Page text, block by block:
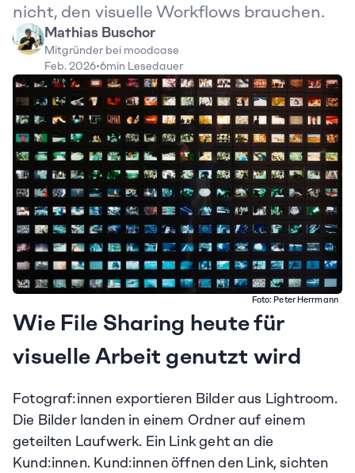
nicht, den visuelle Workflows brauchen.
Mathias Buschor
Mitgründer bei moodcase
Feb. 2026•6min Lesedauer
Foto: Peter Herrmann
Wie File Sharing heute für
visuelle Arbeit genutzt wird
Fotograf:innen exportieren Bilder aus Lightroom.
Die Bilder landen in einem Ordner auf einem
geteilten Laufwerk. Ein Link geht an die
Kund:innen. Kund:innen öffnen den Link, sichten